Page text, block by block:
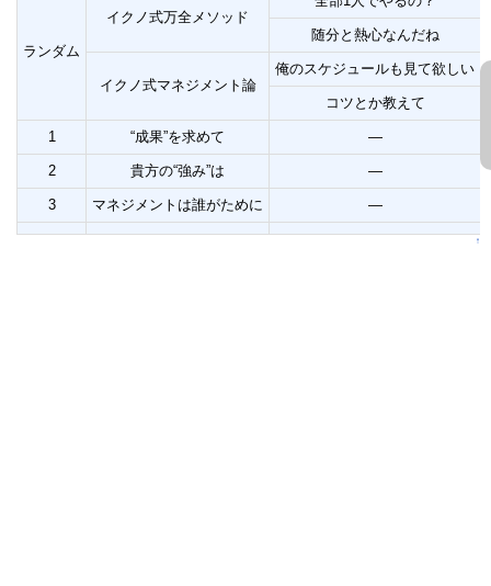
ランダム
イクノ式万全メソッド
随分と熱心なんだね
イクノ式マネジメント論
俺のスケジュールも見て欲しい
コツとか教えて
1 “成果”を求めて ―
2 貴方の“強み”は ―
3 マネジメントは誰がために ―
↑